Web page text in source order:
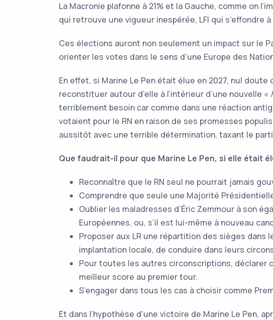
La Macronie plafonne à 21% et la Gauche, comme on
qui retrouve une vigueur inespérée, LFI qui s’effondre
Ces élections auront non seulement un impact sur le
orienter les votes dans le sens d’une Europe des
En effet, si Marine Le Pen était élue en 2027, nul
reconstituer autour d’elle à l’intérieur d’une nouvelle «
terriblement besoin car comme dans une réaction
votaient pour le RN en raison de ses promesses
aussitôt avec une terrible détermination, taxant le
Que faudrait-il pour que Marine Le Pen, si elle était
Reconnaître que le RN seul ne pourrait jamais
Comprendre que seule une Majorité
Oublier les maladresses d’Éric Zemmour à son
Européennes, ou, s’il est lui-même à nouveau
Proposer aux LR une répartition des sièges
implantation locale, de conduire dans leurs
Pour toutes les autres circonscriptions, déclarer
meilleur score au premier tour.
S’engager dans tous les cas à choisir comme
Et dans l’hypothèse d’une victoire de Marine Le Pen,